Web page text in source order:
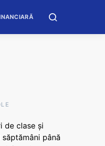
de clase și
până